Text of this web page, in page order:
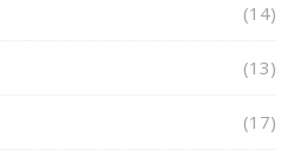
(14)
(13)
(17)